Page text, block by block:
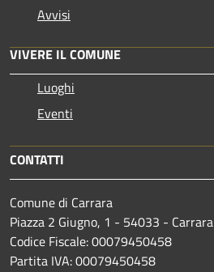
Avvisi
VIVERE IL COMUNE
Luoghi
Eventi
CONTATTI
Comune di Carrara
Piazza 2 Giugno, 1 - 54033 - Carrara
Codice Fiscale: 00079450458
Partita IVA: 00079450458